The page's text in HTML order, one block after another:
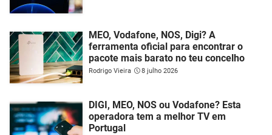
MEO, Vodafone, NOS, Digi? A
ferramenta oficial para encontrar o
pacote mais barato no teu concelho
Rodrigo Vieira 8 julho 2026
DIGI, MEO, NOS ou Vodafone? Esta
operadora tem a melhor TV em
Portugal